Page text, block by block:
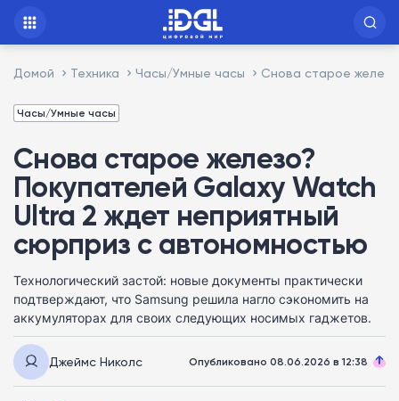
Домой Техника Часы/Умные часы Снова старое
Часы/Умные часы
Снова старое железо?
Покупателей Galaxy Watch
Ultra 2 ждет неприятный
сюрприз с автономностью
Технологический застой: новые документы практически
подтверждают, что Samsung решила нагло сэкономить на
аккумуляторах для своих следующих носимых гаджетов.
Джеймс Николс Опубликовано 08.06.2026 в 12:38